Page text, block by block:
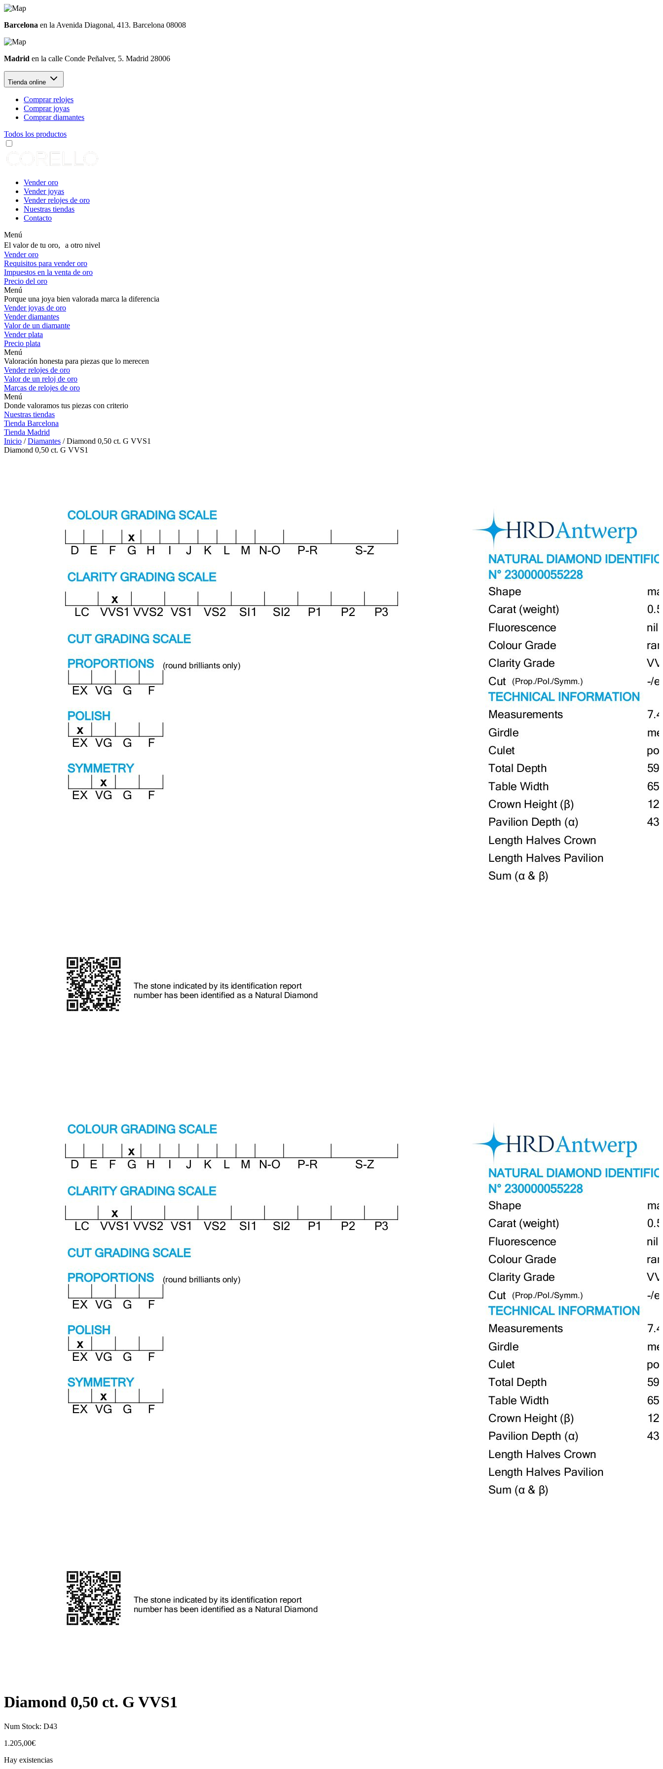
Barcelona en la Avenida Diagonal, 413. Barcelona 08008
Madrid en la calle Conde Peñalver, 5. Madrid 28006
Tienda online
Comprar relojes
Comprar joyas
Comprar diamantes
Todos los productos
Vender oro
Vender joyas
Vender relojes de oro
Nuestras tiendas
Contacto
Menú
El valor de tu oro, a otro nivel
Vender oro
Requisitos para vender oro
Impuestos en la venta de oro
Precio del oro
Menú
Porque una joya bien valorada marca la diferencia
Vender joyas de oro
Vender diamantes
Valor de un diamante
Vender plata
Precio plata
Menú
Valoración honesta para piezas que lo merecen
Vender relojes de oro
Valor de un reloj de oro
Marcas de relojes de oro
Menú
Donde valoramos tus piezas con criterio
Nuestras tiendas
Tienda Barcelona
Tienda Madrid
Inicio /Diamantes / Diamond 0,50 ct. G VVS1
Diamond 0,50 ct. G VVS1
Diamond 0,50 ct. G VVS1
Num Stock: D43
1.205,00€
Hay existencias